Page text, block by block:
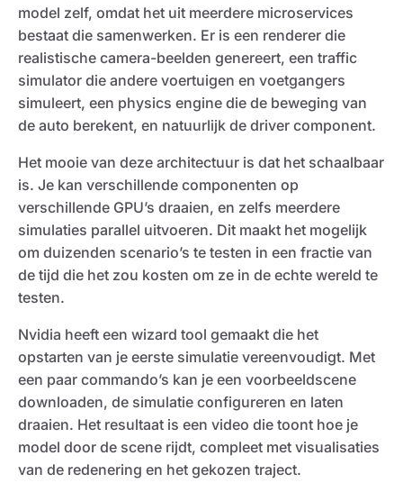
model zelf, omdat het uit meerdere microservices
bestaat die samenwerken. Er is een renderer die
realistische camera-beelden genereert, een traffic
simulator die andere voertuigen en voetgangers
simuleert, een physics engine die de beweging van
de auto berekent, en natuurlijk de driver component.
Het mooie van deze architectuur is dat het schaalbaar
is. Je kan verschillende componenten op
verschillende GPU’s draaien, en zelfs meerdere
simulaties parallel uitvoeren. Dit maakt het mogelijk
om duizenden scenario’s te testen in een fractie van
de tijd die het zou kosten om ze in de echte wereld te
testen.
Nvidia heeft een wizard tool gemaakt die het
opstarten van je eerste simulatie vereenvoudigt. Met
een paar commando’s kan je een voorbeeldscene
downloaden, de simulatie configureren en laten
draaien. Het resultaat is een video die toont hoe je
model door de scene rijdt, compleet met visualisaties
van de redenering en het gekozen traject.